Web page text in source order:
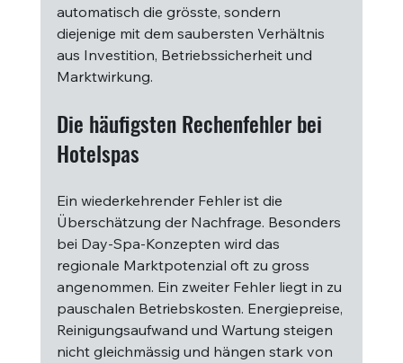
automatisch die grösste, sondern
diejenige mit dem saubersten Verhältnis
aus Investition, Betriebssicherheit und
Marktwirkung.
Die häufigsten Rechenfehler bei
Hotelspas
Ein wiederkehrender Fehler ist die
Überschätzung der Nachfrage. Besonders
bei Day-Spa-Konzepten wird das
regionale Marktpotenzial oft zu gross
angenommen. Ein zweiter Fehler liegt in zu
pauschalen Betriebskosten. Energiepreise,
Reinigungsaufwand und Wartung steigen
nicht gleichmässig und hängen stark von